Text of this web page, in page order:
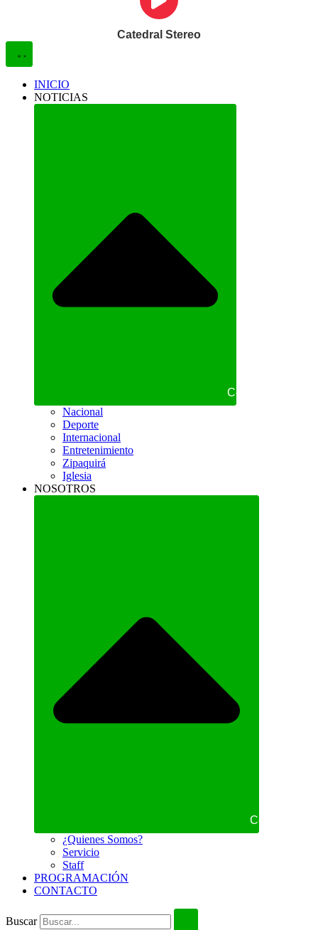
Catedral Stereo
INICIO
NOTICIAS
Cerrar NOTICIAS
Nacional
Deporte
Internacional
Entretenimiento
Zipaquirá
Iglesia
NOSOTROS
Cerrar
¿Quienes Somos?
Servicio
Staff
PROGRAMACIÓN
CONTACTO
Buscar